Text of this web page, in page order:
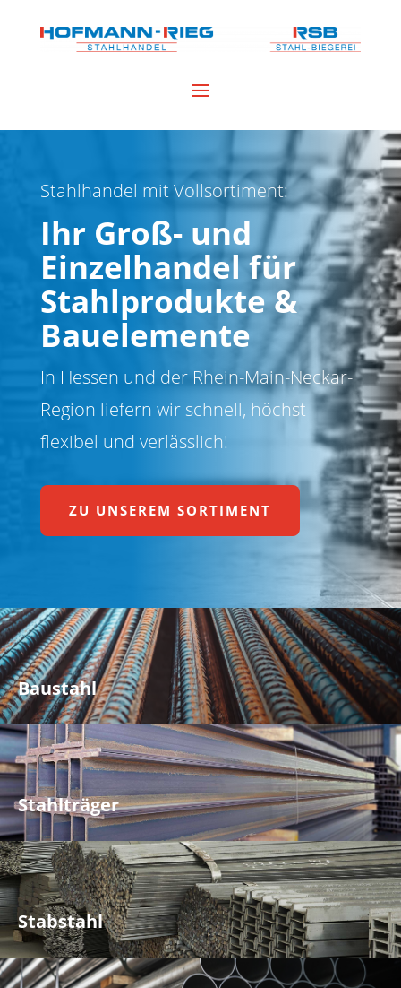
Stahlhandel mit Vollsortiment:
Ihr Groß- und
Einzelhandel für
Stahlprodukte &
Bauelemente
In Hessen und der Rhein-Main-Neckar-
Region liefern wir schnell, höchst
flexibel und verlässlich!
ZU UNSEREM SORTIMENT
Baustahl
Stahlträger
Stabstahl